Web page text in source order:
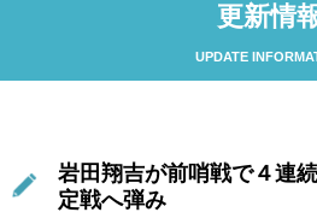
更新情
UPDATE
岩田翔吉が前哨戦で４連
定戦へ弾み